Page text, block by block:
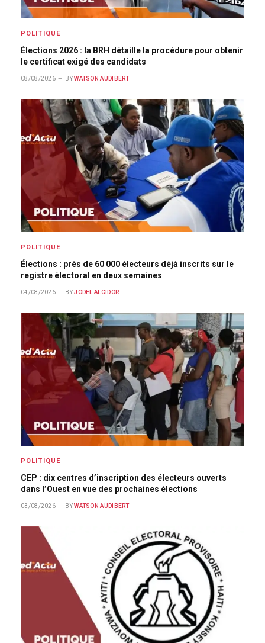
POLITIQUE
Élections 2026 : la BRH détaille la procédure pour obtenir
le certificat exigé des candidats
08/08/2026 BY WATSON AUDIBERT
POLITIQUE
Élections : près de 60 000 électeurs déjà inscrits sur le
registre électoral en deux semaines
04/08/2026 BY JODEL ALCIDOR
POLITIQUE
CEP : dix centres d’inscription des électeurs ouverts
dans l’Ouest en vue des prochaines élections
03/08/2026 BY WATSON AUDIBERT